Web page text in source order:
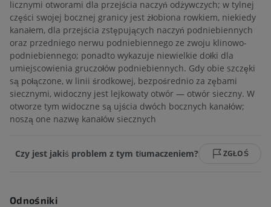
licznymi otworami dla przejścia naczyń odżywczych; w tylnej
części swojej bocznej granicy jest żłobiona rowkiem, niekiedy
kanałem, dla przejścia zstępujących naczyń podniebiennych
oraz przedniego nerwu podniebiennego ze zwoju klinowo-
podniebiennego; ponadto wykazuje niewielkie dołki dla
umiejscowienia gruczołów podniebiennych. Gdy obie szczęki
są połączone, w linii środkowej, bezpośrednio za zębami
siecznymi, widoczny jest lejkowaty otwór — otwór sieczny. W
otworze tym widoczne są ujścia dwóch bocznych kanałów;
noszą one nazwę kanałów siecznych
Czy jest jakiś problem z tym tłumaczeniem? ZGŁOŚ
Odnośniki